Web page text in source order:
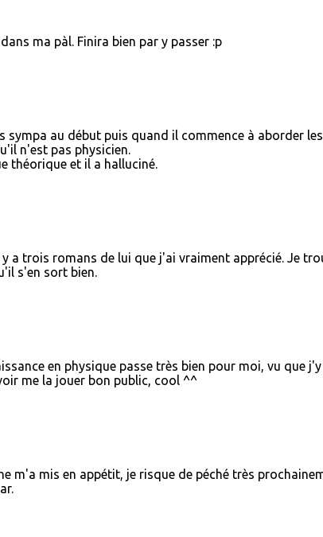
ma pàl. Finira bien par y passer :p
sympa au début puis quand il commence à aborder les
n'est pas physicien.
théorique et il a halluciné.
a trois romans de lui que j'ai vraiment apprécié. Je
s'en sort bien.
en physique passe très bien pour moi, vu que j'y
me la jouer bon public, cool ^^
m'a mis en appétit, je risque de péché très